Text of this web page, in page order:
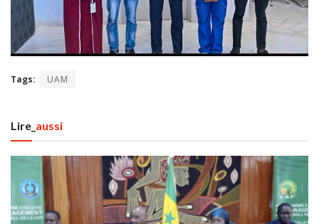
Tags: UAM
Lire_ aussi